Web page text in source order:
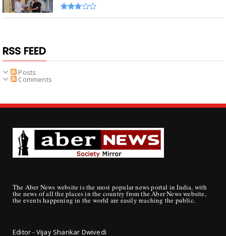
RSS FEED
Posts
Comments
The Aber News website is the most popular news portal in India, with
the news of all the places in the country from the Aber News website,
the events happening in the world are easily reaching the public.
Editor - Vijay Shankar Dwivedi